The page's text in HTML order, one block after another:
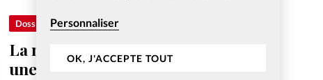
Personnaliser
OK, J'ACCEPTE TOUT
Dossier
La mission transculturelle est-elle
une sorte de colonialisme?